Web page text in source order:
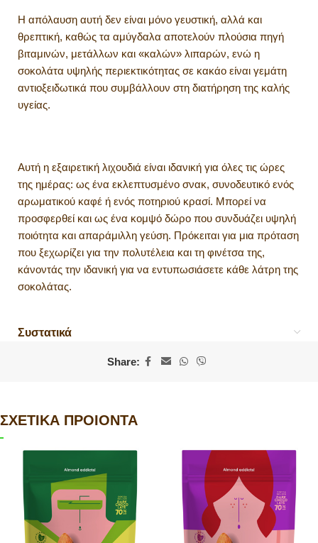
Η απόλαυση αυτή δεν είναι μόνο γευστική, αλλά και
θρεπτική, καθώς τα αμύγδαλα αποτελούν πλούσια πηγή
βιταμινών, μετάλλων και «καλών» λιπαρών, ενώ η
σοκολάτα υψηλής περιεκτικότητας σε κακάο είναι γεμάτη
αντιοξειδωτικά που συμβάλλουν στη διατήρηση της καλής
υγείας.
Αυτή η εξαιρετική λιχουδιά είναι ιδανική για όλες τις ώρες
της ημέρας: ως ένα εκλεπτυσμένο σνακ, συνοδευτικό ενός
αρωματικού καφέ ή ενός ποτηριού κρασί. Μπορεί να
προσφερθεί και ως ένα κομψό δώρο που συνδυάζει υψηλή
ποιότητα και απαράμιλλη γεύση. Πρόκειται για μια πρόταση
που ξεχωρίζει για την πολυτέλεια και τη φινέτσα της,
κάνοντάς την ιδανική για να εντυπωσιάσετε κάθε λάτρη της
σοκολάτας.
Συστατικά
Share:
ΣΧΕΤΙΚΑ ΠΡΟΙΟΝΤΑ